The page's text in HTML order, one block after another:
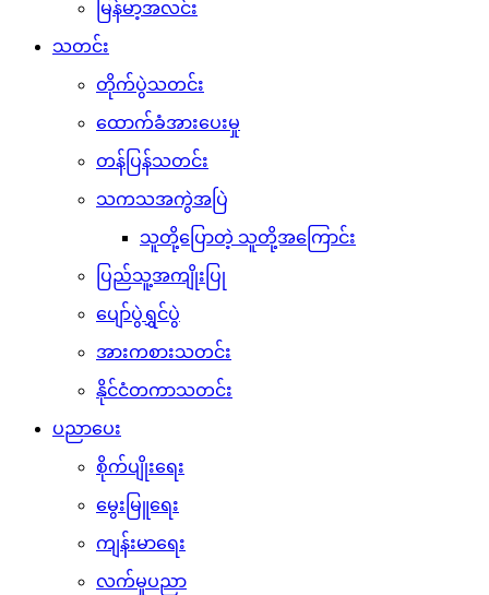
မြန်မာ့အလင်း
သတင်း
တိုက်ပွဲသတင်း
ထောက်ခံအားပေးမှု
တန်ပြန်သတင်း
သကသအကွဲအပြဲ
သူတို့ပြောတဲ့ သူတို့အကြောင်း
ပြည်သူ့အကျိုးပြု
ပျော်ပွဲရွှင်ပွဲ
အားကစားသတင်း
နိုင်ငံတကာသတင်း
ပညာပေး
စိုက်ပျိုးရေး
မွေးမြူရေး
ကျန်းမာရေး
လက်မှုပညာ